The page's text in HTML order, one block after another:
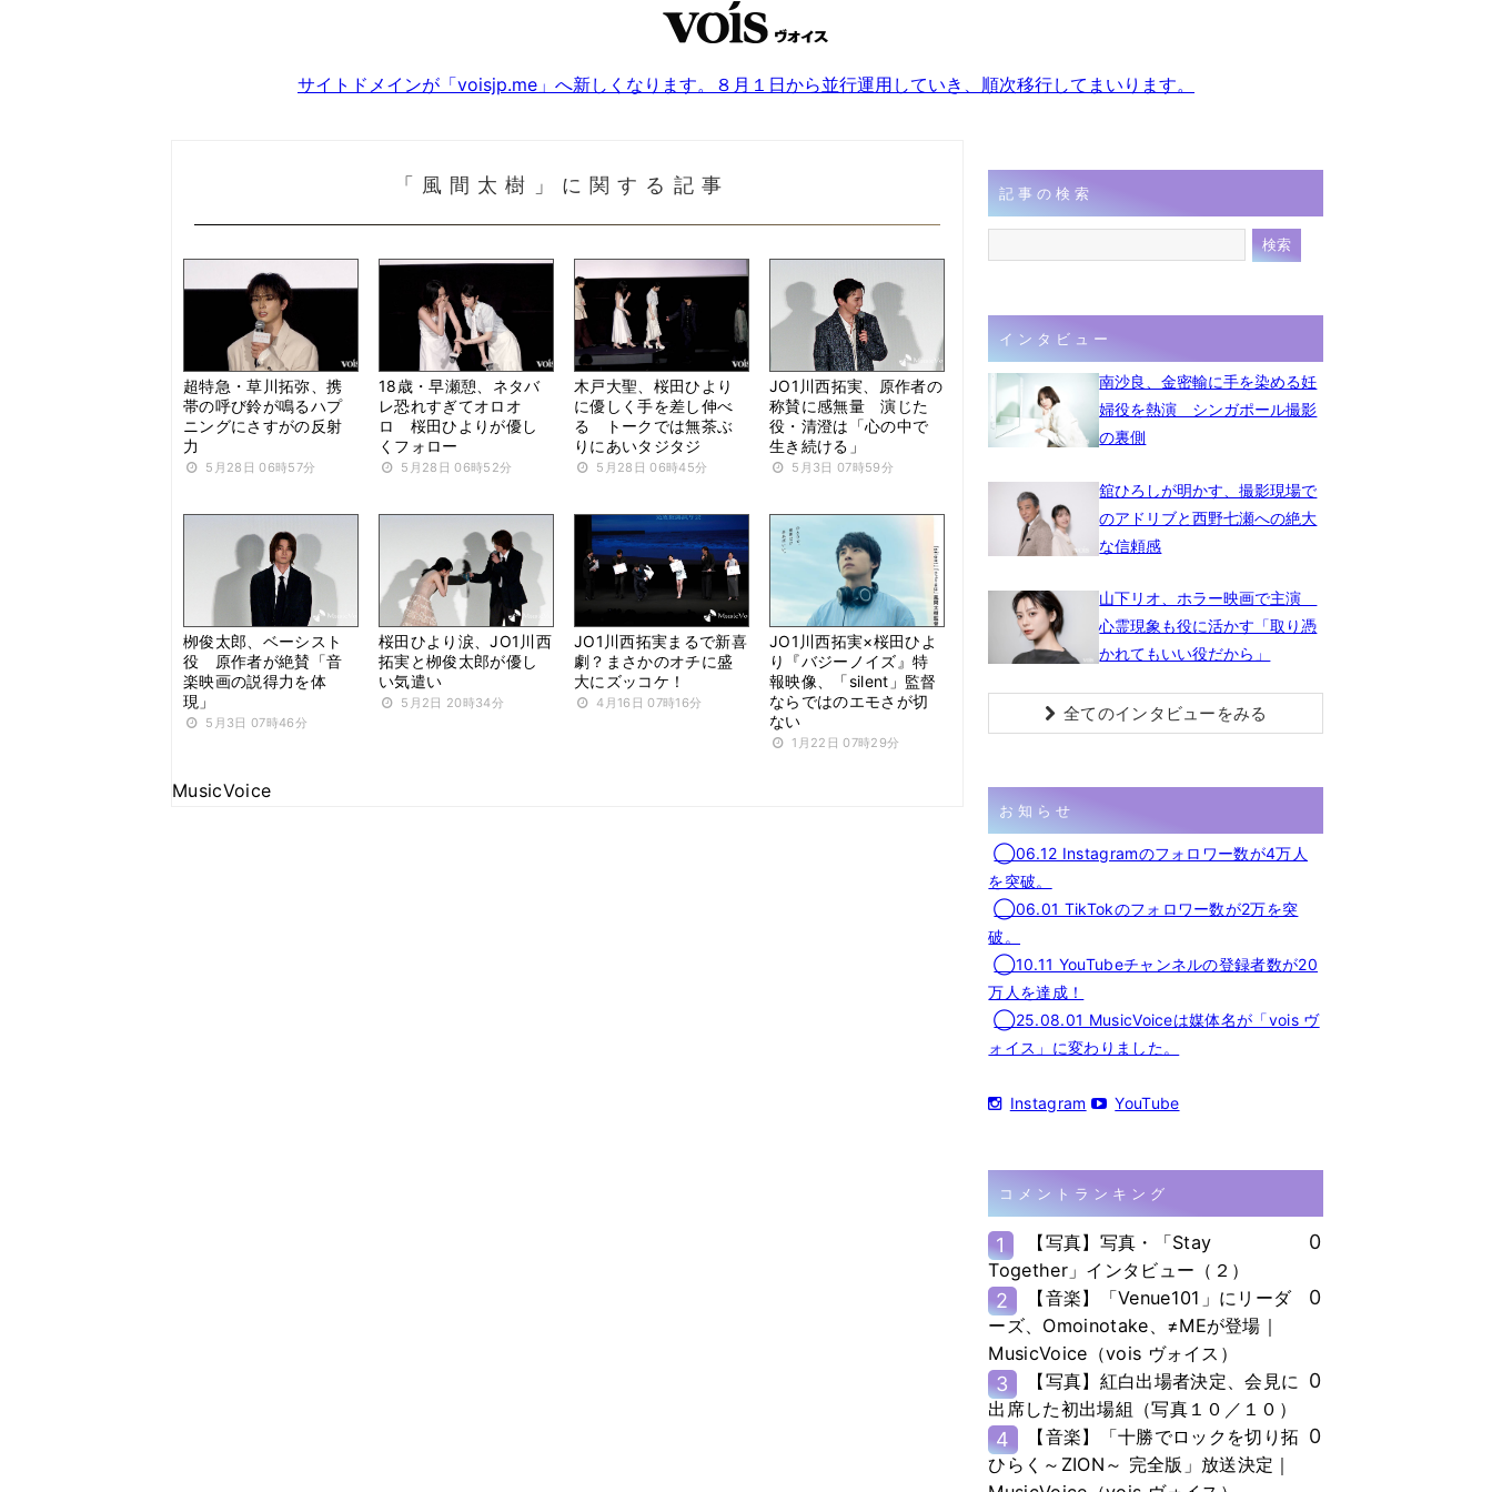
サイトドメインが「voisjp.me」へ新しくなります。８月１日から並行運用していき、順次移行してまいります。
「風間太樹」に関する記事
超特急・草川拓弥、携
帯の呼び鈴が鳴るハプ
ニングにさすがの反射
力
5月28日 06時57分
18歳・早瀬憩、ネタバ
レ恐れすぎてオロオ
ロ 桜田ひよりが優し
くフォロー
5月28日 06時52分
木戸大聖、桜田ひより
に優しく手を差し伸べ
る トークでは無茶ぶ
りにあいタジタジ
5月28日 06時45分
JO1川西拓実、原作者の
称賛に感無量 演じた
役・清澄は「心の中で
生き続ける」
5月3日 07時59分
栁俊太郎、ベーシスト
役 原作者が絶賛「音
楽映画の説得力を体
現」
5月3日 07時46分
桜田ひより涙、JO1川西
拓実と栁俊太郎が優し
い気遣い
5月2日 20時34分
JO1川西拓実まるで新喜
劇？まさかのオチに盛
大にズッコケ！
4月16日 07時16分
JO1川西拓実×桜田ひよ
り『バジーノイズ』特
報映像、「silent」監督
ならではのエモさが切
ない
1月22日 07時29分
MusicVoice
記事の検索
インタビュー
南沙良、金密輸に手を染める妊
婦役を熱演 シンガポール撮影
の裏側
舘ひろしが明かす、撮影現場で
のアドリブと西野七瀬への絶大
な信頼感
山下リオ、ホラー映画で主演
心霊現象も役に活かす「取り憑
かれてもいい役だから」
全てのインタビューをみる
お知らせ
◯06.12 Instagramのフォロワー数が4万人
を突破。
◯06.01 TikTokのフォロワー数が2万を突
破。
◯10.11 YouTubeチャンネルの登録者数が20
万人を達成！
◯25.08.01 MusicVoiceは媒体名が「vois ヴ
ォイス」に変わりました。
Instagram YouTube
コメントランキング
1
【写真】写真・「Stay
Together」インタビュー（２）
0
2
【音楽】「Venue101」にリーダ
ーズ、Omoinotake、≠MEが登場｜
MusicVoice（vois ヴォイス）
0
3
【写真】紅白出場者決定、会見に
出席した初出場組（写真１０／１０）
0
4
【音楽】「十勝でロックを切り拓
ひらく～ZION～ 完全版」放送決定｜
0